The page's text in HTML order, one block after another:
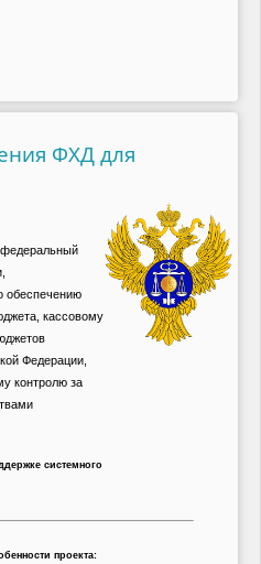
ФХД для
федеральный
обеспечению
кассовому
Федерации,
контролю за
системного
проекта: